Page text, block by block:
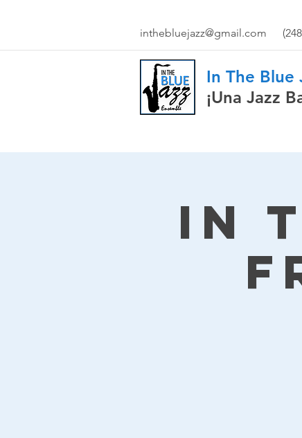
inthebluejazz@gmail.com
In The Blue
¡Una Jazz
In